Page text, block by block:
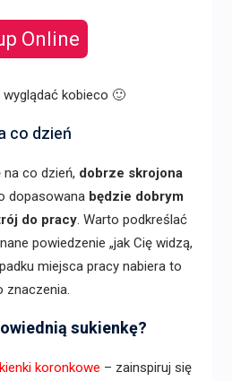
Online
kobieco 🙂
co dzień
co dzień, dobrze skrojona
dopasowana będzie dobrym
do pracy. Warto podkreślać
powiedzenie „jak Cię widzą,
miejsca pracy nabiera to
znaczenia.
sukienkę?
koronkowe – zainspiruj się